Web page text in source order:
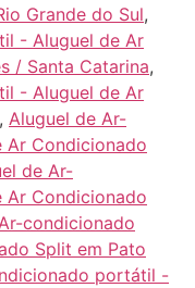
Grande do Sul,
- Aluguel de Ar
/ Santa Catarina,
- Aluguel de Ar
, Aluguel de Ar-
Condicionado
de Ar-
Condicionado
condicionado
Split em Pato
portátil -